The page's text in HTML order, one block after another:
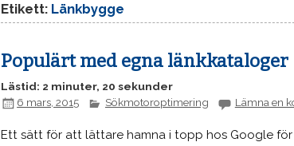
Etikett: Länkbygge
Populärt med egna länkkataloger
Lästid: 2 minuter, 20 sekunder
6 mars, 2015
Sökmotoroptimering Lämna en
Ett sätt för att lättare hamna i topp hos Google